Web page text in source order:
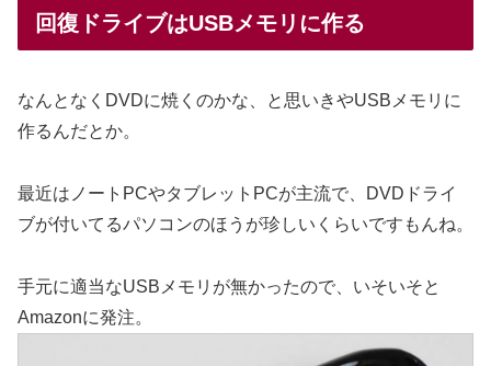
回復ドライブはUSBメモリに作る
なんとなくDVDに焼くのかな、と思いきやUSBメモリに
作るんだとか。
最近はノートPCやタブレットPCが主流で、DVDドライ
ブが付いてるパソコンのほうが珍しいくらいですもんね。
手元に適当なUSBメモリが無かったので、いそいそと
Amazonに発注。